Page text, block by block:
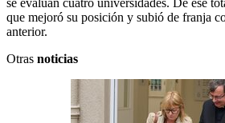
se evalúan cuatro universidades. De ese
que mejoró su posición y subió de franja
anterior.
Otras noticias